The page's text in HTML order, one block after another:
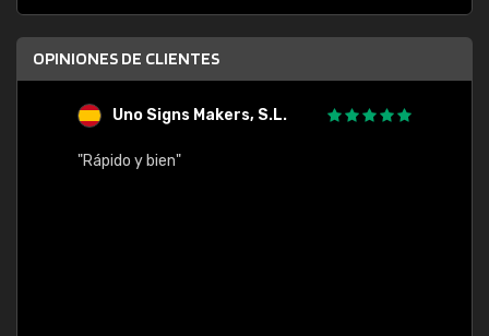
OPINIONES DE CLIENTES
Uno Signs Makers, S.L.
"Rápido y bien"